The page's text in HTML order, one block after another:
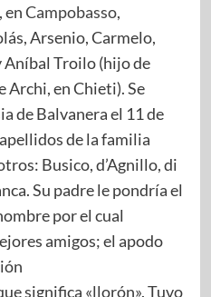
enCampobasso,
Arsenio, Carmelo,
Aníbal Troilo (hijo de
Archi, en Chieti). Se
de Balvanera el 11 de
de la familia
Busico, d’Agnillo, di
Su padre le pondría el
por el cual
amigos; el apodo
significa «llorón». ​Tuvo